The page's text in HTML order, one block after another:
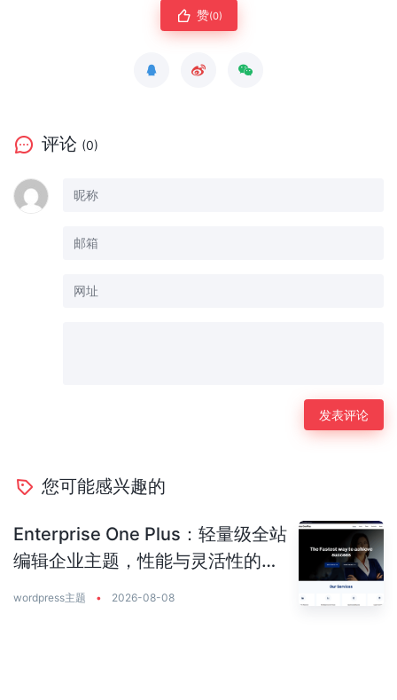
赞(0)
评论 (0)
您可能感兴趣的
Enterprise One Plus：轻量级全站
编辑企业主题，性能与灵活性的完
wordpress主题 • 2026-08-08